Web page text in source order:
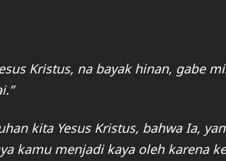
Kristus, na bayak hinan, gabe
kita Yesus Kristus, bahwa Ia,
kamu menjadi kaya oleh karena